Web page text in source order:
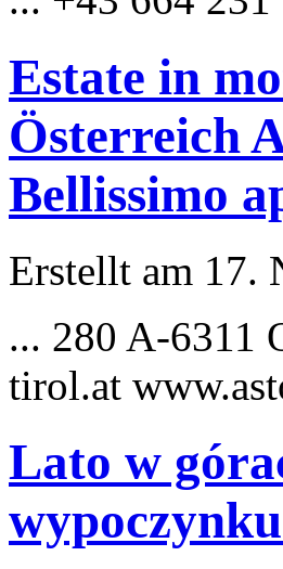
Estate in
Österreich
Bellissimo
Erstellt am 17.
... 280 A-6311
tirol.at
Lato w